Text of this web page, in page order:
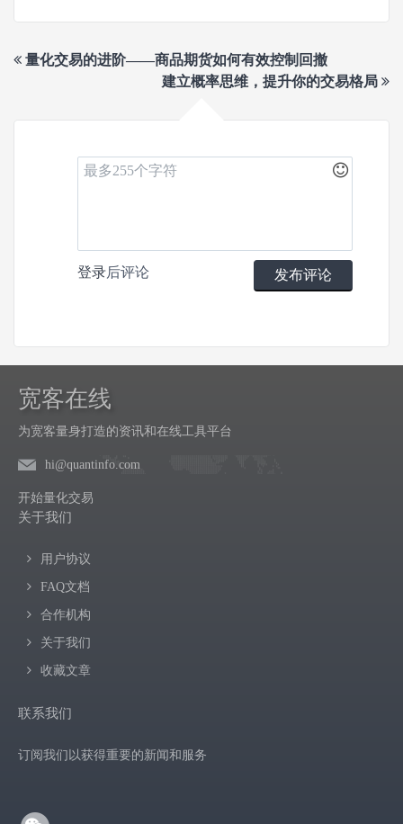
量化交易的进阶——商品期货如何有效控制回撤
建立概率思维，提升你的交易格局
登录后评论 发布评论
宽客在线
为宽客量身打造的资讯和在线工具平台
hi@quantinfo.com
开始量化交易
关于我们
用户协议
FAQ文档
合作机构
关于我们
收藏文章
联系我们
订阅我们以获得重要的新闻和服务